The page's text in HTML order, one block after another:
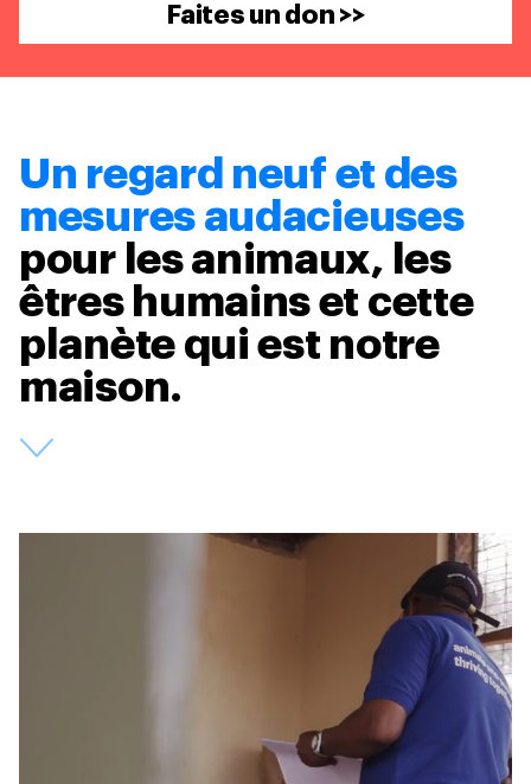
Faites un don >>
Un regard neuf et des
mesures audacieuses
pour les animaux, les
êtres humains et cette
planète qui est notre
maison.